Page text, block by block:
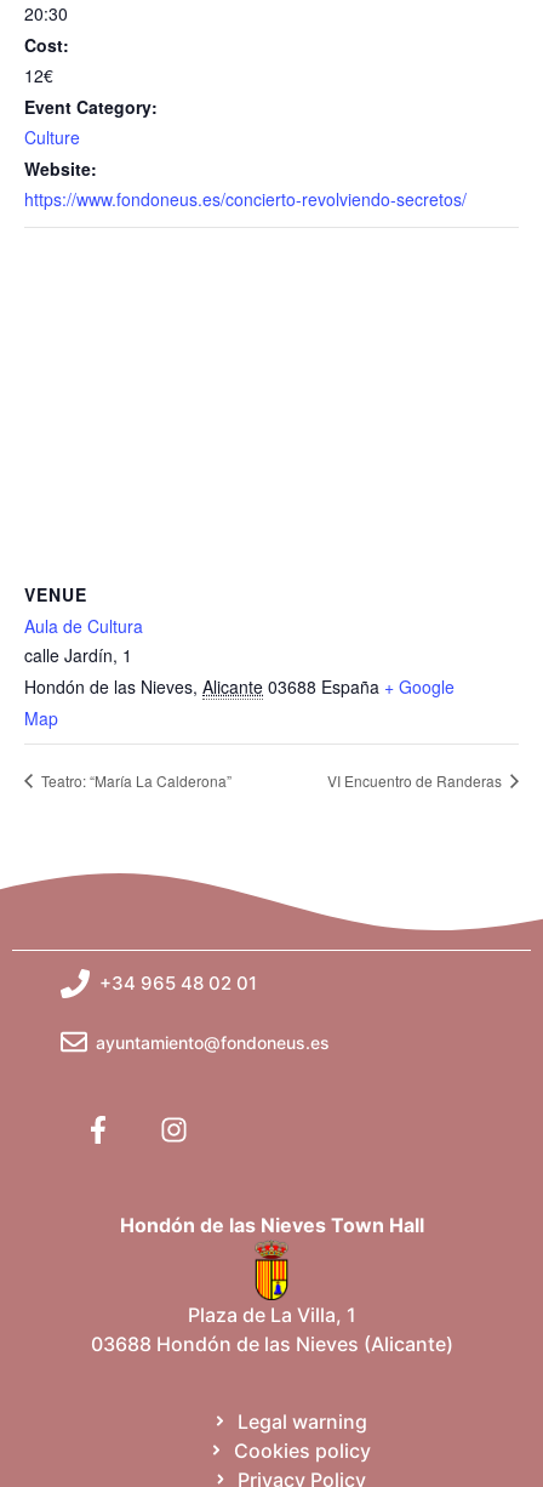
20:30
Cost:
12€
Event Category:
Culture
Website:
https://www.fondoneus.es/concierto-revolviendo-secretos/
VENUE
Aula de Cultura
calle Jardín, 1
Hondón de las Nieves, Alicante 03688 España + Google
Map
Teatro: “María La Calderona” VI Encuentro de Randeras
+34 965 48 02 01
ayuntamiento@fondoneus.es
Hondón de las Nieves Town Hall
Plaza de La Villa, 1
03688 Hondón de las Nieves (Alicante)
Legal warning
Cookies policy
Privacy Policy